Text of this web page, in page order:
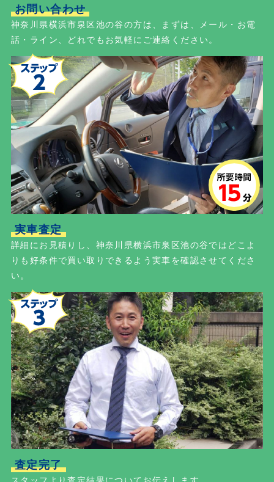
お問い合わせ
神奈川県横浜市泉区池の谷の方は、まずは、メール・お電
話・ライン、どれでもお気軽にご連絡ください。
実車査定
詳細にお見積りし、神奈川県横浜市泉区池の谷ではどこよ
りも好条件で買い取りできるよう実車を確認させてくださ
い。
査定完了